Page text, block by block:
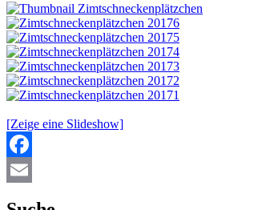
[Zeige eine Slideshow]
Facebook